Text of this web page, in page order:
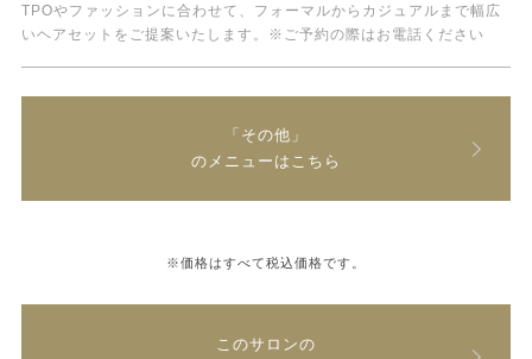
TPOやファッションに合わせて、フォーマルからカジュアルまで幅広
いヘアセットをご提案いたします。※ご予約の際はお電話ください
「その他」
のメニューはこちら
※価格はすべて税込価格です。
このサロンの